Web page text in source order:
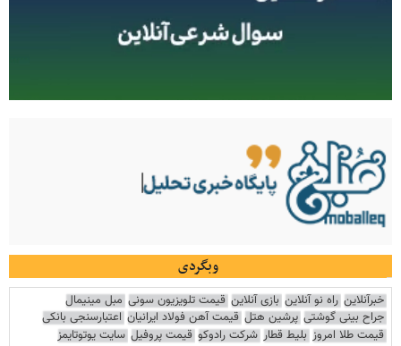
وبگردی
خبرآنلاین راه نو آنلاین بازی آنلاین قیمت تلویزیون سونی مبل مینیمال
جراح بینی گوشتی پرشین هتل قیمت آهن فولاد ایرانیان اعتبارسنجی بانکی
قیمت طلا امروز بلیط قطار شرکت رادوکو قیمت پروفیل سایت یوتوتایمز